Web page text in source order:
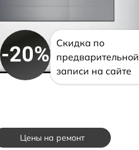
-20%
Скидка по
предварительной
записи на сайте
Цены на ремонт